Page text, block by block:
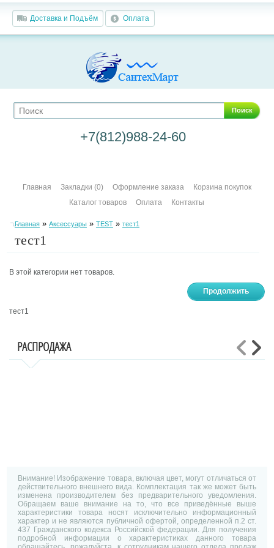
Доставка и Подъём Оплата
Поиск
+7(812)988-24-60
Главная Закладки (0) Оформление заказа
Корзина покупок
Каталог товаров
Оплата Контакты
Главная» Аксессуары» TEST» тест1
тест1
В этой категории нет товаров.
Продолжить
тест1
РАСПРОДАЖА
Внимание! Изображение товара, включая цвет, могут отличаться от
действительного внешнего вида. Комплектация так же может быть
изменена производителем без предварительного уведомления.
Обращаем ваше внимание на то, что все приведённые выше
характеристики товара носят исключительно информационный
характер и не являются публичной офертой, определенной п.2 ст.
437 Гражданского кодекса Российской федерации. Для получения
подробной информации о характеристиках данного товара